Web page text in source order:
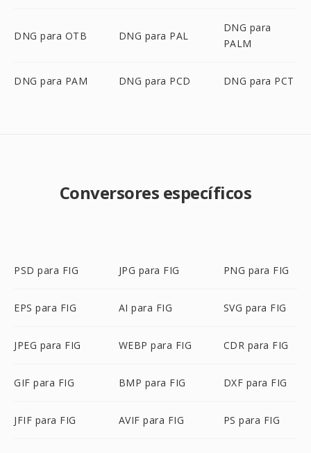
DNG para OTB DNG para PAL
DNG para
PALM
DNG para PAM DNG para PCD DNG para PCT
Conversores específicos
PSD para FIG JPG para FIG PNG para FIG
EPS para FIG AI para FIG SVG para FIG
JPEG para FIG WEBP para FIG CDR para FIG
GIF para FIG BMP para FIG DXF para FIG
JFIF para FIG AVIF para FIG PS para FIG